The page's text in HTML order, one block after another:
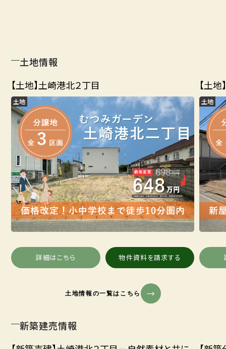
土地情報
【土地】土崎港北２丁目
土地
詳細はこちら 物件資料を請求する
【土
土地
土地情報の一覧はこちら
新築建売情報